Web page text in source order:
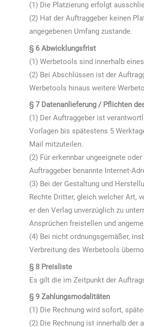
(1) Die Platzierung erfolgt
(2) Hat der Auftraggeber keinen
angegebenen Umfang zustande.
§ 6 Abwicklungsfrist
(1) Werbetools sind innerhalb
(2) Bei Abschlüssen ist der
Werbetools hinaus weitere
§ 7 Datenanlieferung / Pflichten
(1) Der Auftraggeber ist
Vorlagen bis spätestens 5
Mail mitzuteilen.
(2) Für erkennbar ungeeignete
Auftraggeber benannte Internet-
(3) Bei der Gestaltung und
Rechte Dritter, gleich welcher Art,
er den Verlag unverzüglich zu
Ansprüchen freistellen und
(4) Bei nicht ordnungsgemäßer,
Verbreitung des Werbetools
§ 8 Preisliste
Es gilt die im Zeitpunkt der
§ 9 Zahlungsmodalitäten
(1) Die Rechnung wird sofort,
(2) Die Rechnung ist innerhalb der